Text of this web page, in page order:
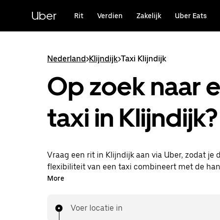
hoofdinhoudUber Rit Verdien Zakelijk Uber Eats
Nederland>Klijndijk>Taxi Klijndijk
Op zoek naar
taxi in Klijndijk?
Vraag een rit in Klijndijk aan via Uber, zodat je
flexibiliteit van een taxi combineert met de
functies in de app. Je kunt on-demand een
voordelige prijsopgave vooraf. Je rit is binnen
More
Voer locatie in